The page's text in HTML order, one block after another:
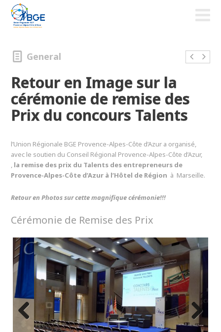
General
Retour en Image sur la
cérémonie de remise des
Prix du concours Talents
l’Union Régionale BGE Provence-Alpes-Côte d’Azur a organisé,
avec le soutien du Conseil Régional Provence-Alpes-Côte d’Azur,
, la remise des prix du Talents des entrepreneurs de
Provence-Alpes-Côte d’Azur à l’Hôtel de Région à Marseille.
Retour en Photos sur cette magnifique cérémonie!!!
Cérémonie de Remise des Prix
Previo
Next